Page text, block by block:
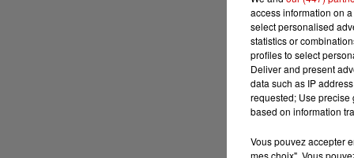
access information on
select personalised
statistics or
profiles to select
Deliver and present
data such as IP
requested; Use precise
based on information
Vous pouvez accepter
mes choix". Vous